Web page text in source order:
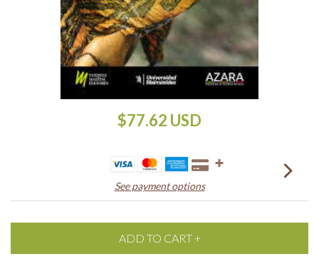
$77.62 USD
See payment options